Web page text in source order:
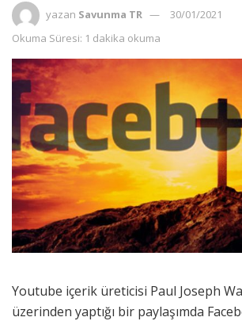
yazan Savunma TR
30/01/2021
Okuma Süresi: 1 dakika okuma
Youtube içerik üreticisi Paul Joseph
üzerinden yaptığı bir paylaşımda